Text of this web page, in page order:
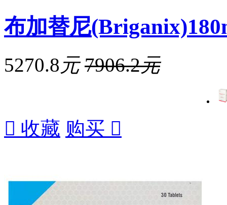
布加替尼
5270.8 元 7906.2元
 收藏 购买 